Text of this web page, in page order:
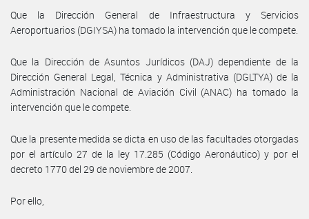
Que la Dirección General de Infraestructura y Servicios
Aeroportuarios (DGIYSA) ha tomado la intervención que le compete.
Que la Dirección de Asuntos Jurídicos (DAJ) dependiente de la
Dirección General Legal, Técnica y Administrativa (DGLTYA) de la
Administración Nacional de Aviación Civil (ANAC) ha tomado la
intervención que le compete.
Que la presente medida se dicta en uso de las facultades otorgadas
por el artículo 27 de la ley 17.285 (Código Aeronáutico) y por el
decreto 1770 del 29 de noviembre de 2007.
Por ello,